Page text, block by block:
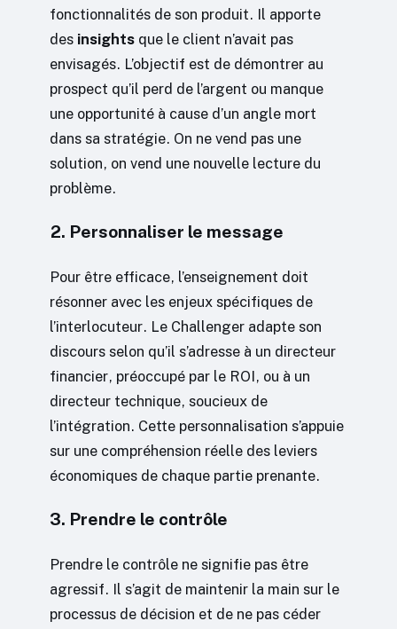
fonctionnalités de son produit. Il apporte
des insights que le client n’avait pas
envisagés. L’objectif est de démontrer au
prospect qu’il perd de l’argent ou manque
une opportunité à cause d’un angle mort
dans sa stratégie. On ne vend pas une
solution, on vend une nouvelle lecture du
problème.
2. Personnaliser le message
Pour être efficace, l’enseignement doit
résonner avec les enjeux spécifiques de
l’interlocuteur. Le Challenger adapte son
discours selon qu’il s’adresse à un directeur
financier, préoccupé par le ROI, ou à un
directeur technique, soucieux de
l’intégration. Cette personnalisation s’appuie
sur une compréhension réelle des leviers
économiques de chaque partie prenante.
3. Prendre le contrôle
Prendre le contrôle ne signifie pas être
agressif. Il s’agit de maintenir la main sur le
processus de décision et de ne pas céder